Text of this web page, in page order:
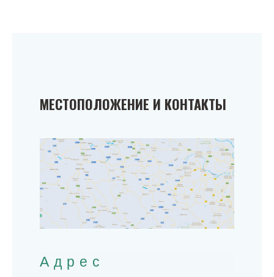
МЕСТОПОЛОЖЕНИЕ И КОНТАКТЫ
Адрес